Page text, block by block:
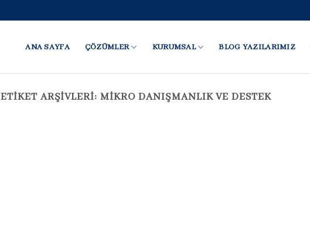
ANA SAYFA ÇÖZÜMLER KURUMSAL BLOG YAZILARIMIZ
ETIKET ARŞIVLERI: MIKRO DANIŞMANLIK VE DESTEK